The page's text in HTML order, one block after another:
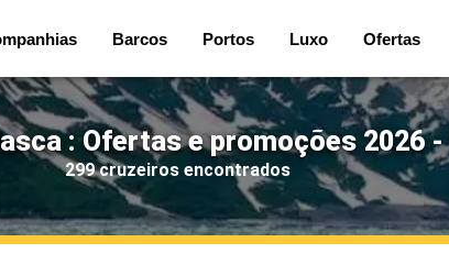
Barcos Portos Luxo Ofertas
: Ofertas e promoções 2026 -
299 cruzeiros encontrados